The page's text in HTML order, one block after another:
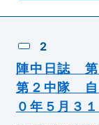
2
陣中日誌
第２中隊 自
０年５月３